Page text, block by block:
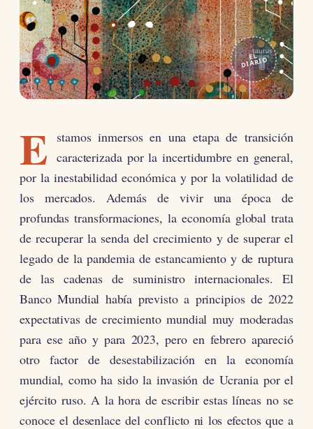
EL
DIARIO
E
stamos inmersos en una etapa de transición
caracterizada por la incertidumbre en general,
por la inestabilidad económica y por la volatilidad de
los mercados. Además de vivir una época de
profundas transformaciones, la economía global trata
de recuperar la senda del crecimiento y de superar el
legado de la pandemia de estancamiento y de ruptura
de las cadenas de suministro internacionales. El
Banco Mundial había previsto a principios de 2022
expectativas de crecimiento mundial muy moderadas
para ese año y para 2023, pero en febrero apareció
otro factor de desestabilización en la economía
mundial, como ha sido la invasión de Ucrania por el
ejército ruso. A la hora de escribir estas líneas no se
conoce el desenlace del conflicto ni los efectos que a